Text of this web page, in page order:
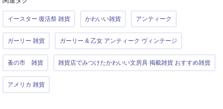
イースター 復活祭 雑貨 かわいい雑貨 アンティーク
ガーリー 雑貨 ガーリー & 乙女 アンティーク ヴィンテージ
蚤の市 雑貨 雑貨店でみつけたかわいい文房具 掲載雑貨 おすすめ雑貨
アメリカ 雑貨